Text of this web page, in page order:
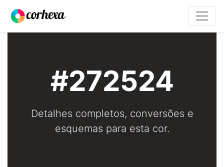
#272524
Detalhes completos, conversões e
esquemas para esta cor.